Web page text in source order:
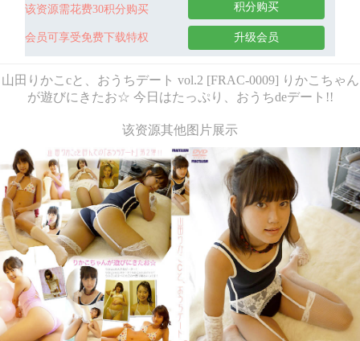
该资源需花费30积分购买
会员可享受免费下载特权
积分购买
升级会员
山田りかこcと、おうちデート vol.2 [FRAC-0009] りかこちゃん
が遊びにきたお☆ 今日はたっぷり、おうちdeデート!!
该资源其他图片展示